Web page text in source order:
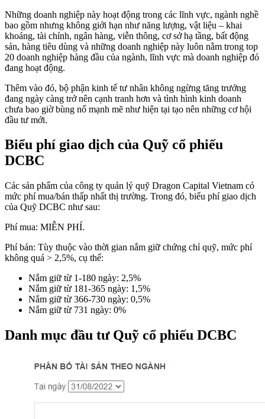
Những doanh nghiệp này hoạt động trong các lĩnh vực, ngành nghề
bao gồm nhưng không giới hạn như năng lượng, vật liệu – khai
khoáng, tài chính, ngân hàng, viễn thông, cơ sở hạ tầng, bất động
sản, hàng tiêu dùng và những doanh nghiệp này luôn nằm trong top
20 doanh nghiệp hàng đầu của ngành, lĩnh vực mà doanh nghiệp đó
đang hoạt động.
Thêm vào đó, bộ phận kinh tế tư nhân không ngừng tăng trưởng
đang ngày càng trở nên cạnh tranh hơn và tình hình kinh doanh
chưa bao giờ bùng nổ mạnh mẽ như hiện tại tạo nên những cơ hội
đầu tư mới.
Biểu phí giao dịch của Quỹ cổ phiếu
DCBC
Các sản phẩm của công ty quản lý quỹ Dragon Capital Vietnam có
mức phí mua/bán thấp nhất thị trường. Trong đó, biểu phí giao dịch
của Quỹ DCBC như sau:
Phí mua: MIỄN PHÍ.​
Phí bán: Tùy thuộc vào thời gian nắm giữ chứng chỉ quỹ, mức phí
không quá > 2,5%, cụ thể:
Nắm giữ từ 1-180 ngày: 2,5%
Nắm giữ từ 181-365 ngày: 1,5%
Nắm giữ từ 366-730 ngày: 0,5%
Nắm giữ từ 731 ngày: 0%
Danh mục đầu tư Quỹ cổ phiếu DCBC